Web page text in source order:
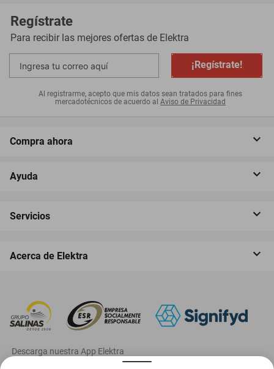
Regístrate
Para recibir las mejores ofertas de Elektra
¡Regístrate!
Al registrarme, acepto que mis datos sean tratados para fines
mercadotécnicos de acuerdo al Aviso de Privacidad
Compra ahora
Ayuda
Servicios
Acerca de Elektra
‎ Descarga nuestra App Elektra